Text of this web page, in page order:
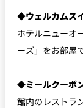
◆ウェルカムス
ホテルニューオ
ーズ」をお部屋
◆ミールクーポ
館内のレストラ